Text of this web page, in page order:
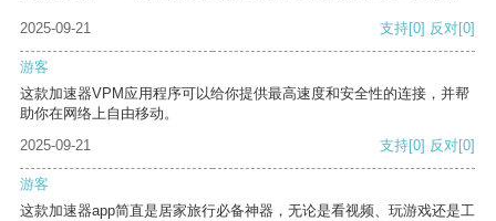
2025-09-21 支持[0] 反对[0]
游客
这款加速器VPM应用程序可以给你提供最高速度和安全性的连接，并帮
助你在网络上自由移动。
2025-09-21
支持[0] 反对[0]
游客
这款加速器app简直是居家旅行必备神器，无论是看视频、玩游戏还是工